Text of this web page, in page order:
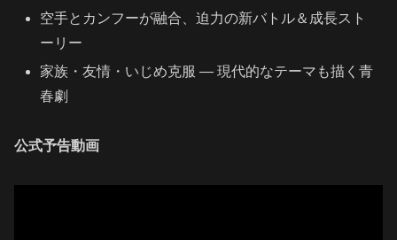
空手とカンフーが融合、迫力の新バトル＆成長スト
ーリー
家族・友情・いじめ克服 ― 現代的なテーマも描く青
春劇
公式予告動画